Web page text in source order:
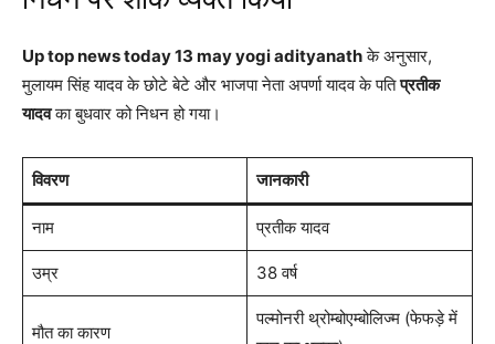
Up top news today 13 may yogi adityanathके अनुसार,
मुलायम सिंह यादव के छोटे बेटे और भाजपा नेता अपर्णा यादव के पतिप्रतीक
यादवका बुधवार को निधन हो गया।
विवरण जानकारी
नाम प्रतीक यादव
उम्र 38 वर्ष
मौत का कारण
पल्मोनरी थ्रोम्बोएम्बोलिज्म (फेफड़े में